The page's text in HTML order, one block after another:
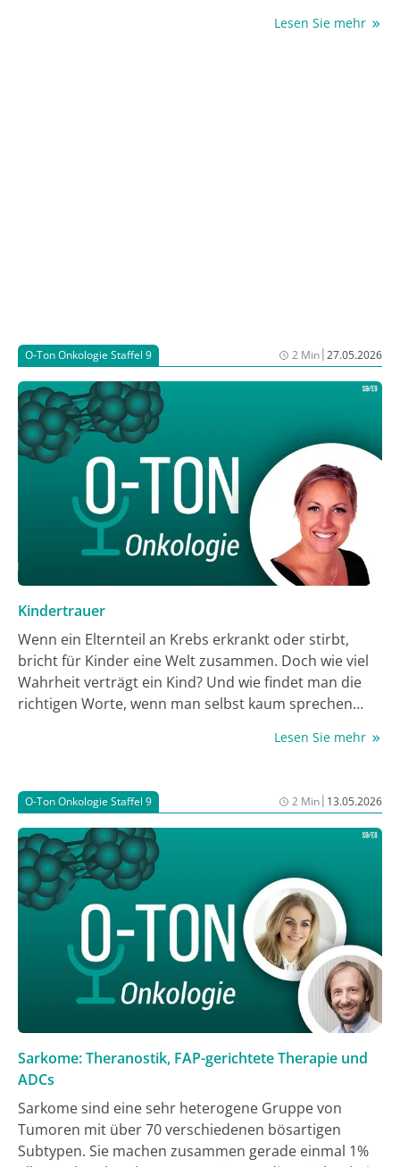
Chefredakteurin des JOURNAL ONKOLOGIE und
Lesen Sie mehr
O-Ton Onkologie Staffel 9 2 Min|27.05.2026
Kindertrauer
Wenn ein Elternteil an Krebs erkrankt oder stirbt,
bricht für Kinder eine Welt zusammen. Doch wie viel
Wahrheit verträgt ein Kind? Und wie findet man die
richtigen Worte, wenn man selbst kaum sprechen
Astrid Heinl mit Tanja Hagl, Fachkraft für
Trauerbegleiterin für Kinder und Jugendliche beim
Christophorus Hospizverein Erding, über den
einfühlsamen Umgang mit Kindertrauer und warum
offene, ehrliche Kommunikation der wichtigste Schutz
ist, den Erwachsene Kindern in dieser Zeit geben
können.
Lesen Sie mehr
O-Ton Onkologie Staffel 9 2 Min| 13.05.2026
Sarkome: Theranostik, FAP-gerichtete Therapie und
ADCs
Sarkome sind eine sehr heterogene Gruppe von
Tumoren mit über 70 verschiedenen bösartigen
Subtypen. Sie machen zusammen gerade einmal 1%